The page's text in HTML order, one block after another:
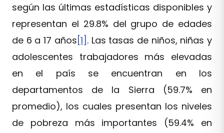
según las últimas estadísticas disponibles y
representan el 29.8% del grupo de edades
de 6 a 17 años [1] . Las tasas de niños, niñas y
adolescentes trabajadores más elevadas
en el país se encuentran en los
departamentos de la Sierra (59.7% en
promedio), los cuales presentan los niveles
de pobreza más importantes (59.4% en